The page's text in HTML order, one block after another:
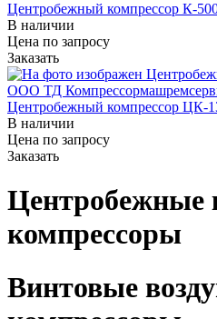
Центробежный компрессор К-
В наличии
Цена по запросу
Заказать
Центробежный компрессор ЦК-
В наличии
Цена по запросу
Заказать
Центробежные
компрессоры
Винтовые